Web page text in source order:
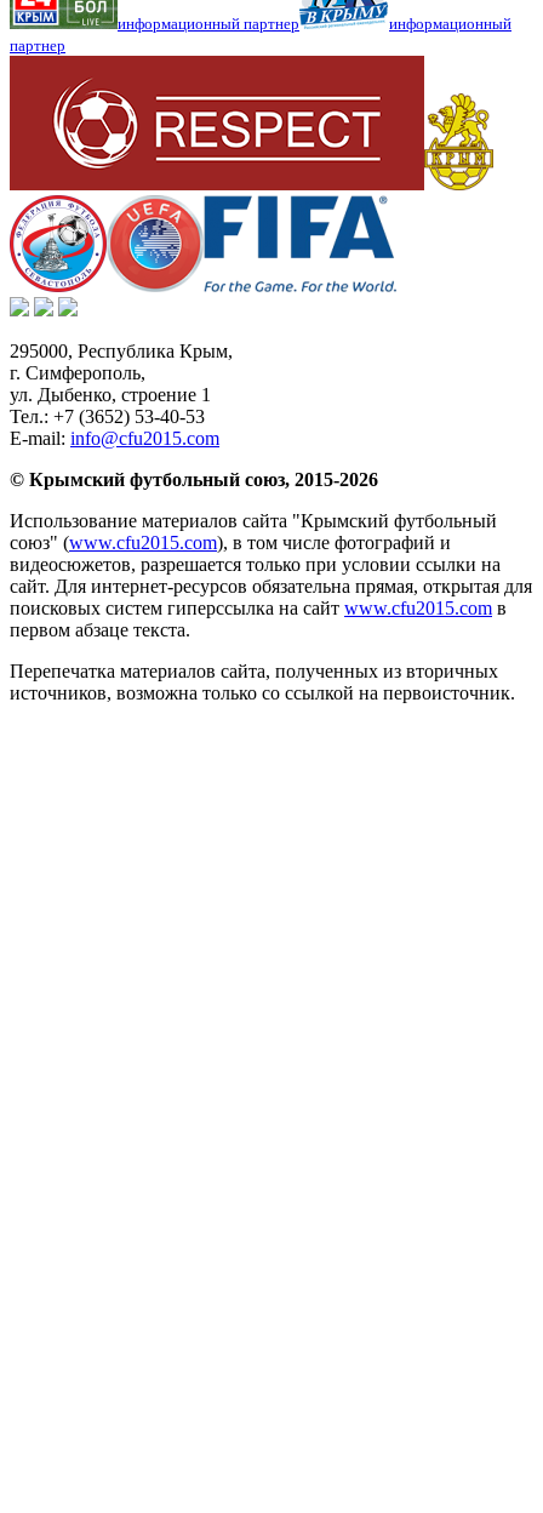
информационный партнер
информационный
партнер
295000, Республика Крым,
г. Симферополь,
ул. Дыбенко, строение 1
Тел.: +7 (3652) 53-40-53
E-mail: info@cfu2015.com
© Крымский футбольный союз, 2015-2026
Использование материалов сайта "Крымский футбольный
союз" (www.cfu2015.com), в том числе фотографий и
видеосюжетов, разрешается только при условии ссылки на
сайт. Для интернет-ресурсов обязательна прямая, открытая для
поисковых систем гиперссылка на сайт www.cfu2015.com в
первом абзаце текста.
Перепечатка материалов сайта, полученных из вторичных
источников, возможна только со ссылкой на первоисточник.